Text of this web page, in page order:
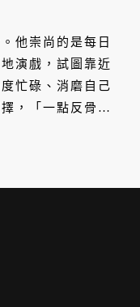
他崇尚的是每日
演戲，試圖靠近
忙碌、消磨自己
，「一點反骨，